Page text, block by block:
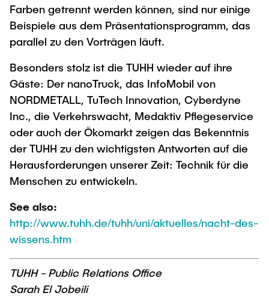
Farben getrennt werden können, sind nur einige
Beispiele aus dem Präsentationsprogramm, das
parallel zu den Vorträgen läuft.
Besonders stolz ist die TUHH wieder auf ihre
Gäste: Der nanoTruck, das InfoMobil von
NORDMETALL, TuTech Innovation, Cyberdyne
Inc., die Verkehrswacht, Medaktiv Pflegeservice
oder auch der Ökomarkt zeigen das Bekenntnis
der TUHH zu den wichtigsten Antworten auf die
Herausforderungen unserer Zeit: Technik für die
Menschen zu entwickeln.
See also:
http://www.tuhh.de/tuhh/uni/aktuelles/nacht-des-
wissens.htm
TUHH - Public Relations Office
Sarah El Jobeili